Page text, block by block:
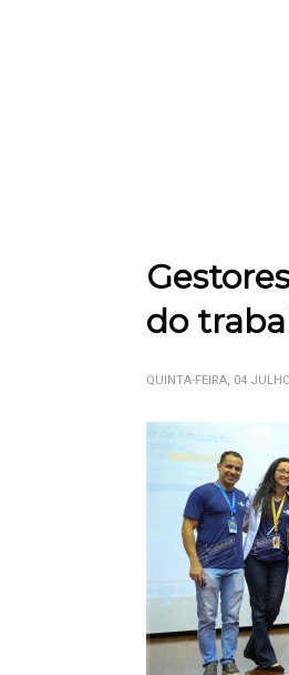
do
QUINTA-FEIRA, 04